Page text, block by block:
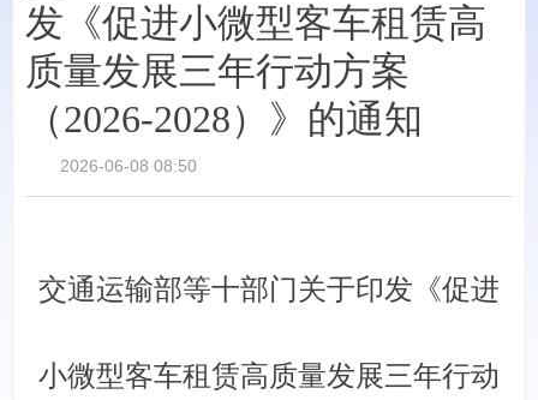
发《促进小微型客车租赁高
质量发展三年行动方案
（2026-2028）》的通知
交通运输部等十部门关于印发《促进
小微型客车租赁高质量发展三年行动
2026-06-08 08:50